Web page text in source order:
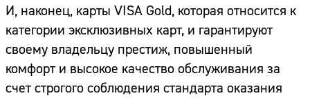
И, наконец, карты VISA Gold, которая относится к
категории эксклюзивных карт, и гарантируют
своему владельцу престиж, повышенный
комфорт и высокое качество обслуживания за
счет строгого соблюдения стандарта оказания